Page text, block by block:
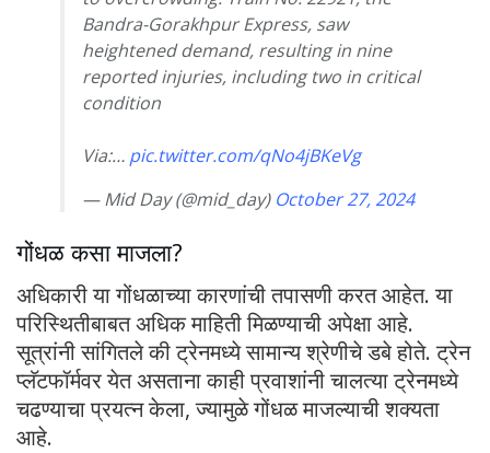
Bandra-Gorakhpur Express, saw
heightened demand, resulting in nine
reported injuries, including two in critical
condition
Via:… pic.twitter.com/qNo4jBKeVg
— Mid Day (@mid_day) October 27, 2024
गोंधळ कसा माजला?
अधिकारी या गोंधळाच्या कारणांची तपासणी करत आहेत. या
परिस्थितीबाबत अधिक माहिती मिळण्याची अपेक्षा आहे.
सूत्रांनी सांगितले की ट्रेनमध्ये सामान्य श्रेणीचे डबे होते. ट्रेन
प्लॅटफॉर्मवर येत असताना काही प्रवाशांनी चालत्या ट्रेनमध्ये
चढण्याचा प्रयत्न केला, ज्यामुळे गोंधळ माजल्याची शक्यता
आहे.